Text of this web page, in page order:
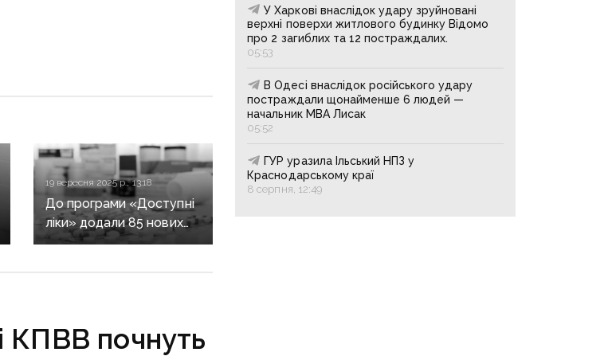
19 вересня 2025 р., 13:18
До програми «Доступні
ліки» додали 85 нових
препаратів
КПВВ почнуть
У Харкові внаслідок удару зруйновані
верхні поверхи житлового будинку Відомо
про 2 загиблих та 12 постраждалих.
05:53
В Одесі внаслідок російського удару
постраждали щонайменше 6 людей —
начальник МВА Лисак
05:52
ГУР уразила Ільський НПЗ у
Краснодарському краї
8 серпня, 12:49